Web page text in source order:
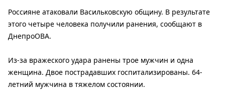
Россияне атаковали Васильковскую общину. В результате
этого четыре человека получили ранения, сообщают в
ДнепроОВА.
Из-за вражеского удара ранены трое мужчин и одна
женщина. Двое пострадавших госпитализированы. 64-
летний мужчина в тяжелом состоянии.